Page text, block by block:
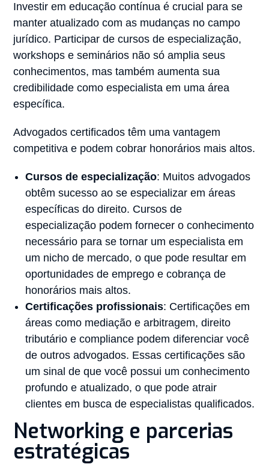
Investir em educação contínua é crucial para se
manter atualizado com as mudanças no campo
jurídico. Participar de cursos de especialização,
workshops e seminários não só amplia seus
conhecimentos, mas também aumenta sua
credibilidade como especialista em uma área
específica.
Advogados certificados têm uma vantagem
competitiva e podem cobrar honorários mais altos.
Cursos de especialização: Muitos advogados
obtêm sucesso ao se especializar em áreas
específicas do direito. Cursos de
especialização podem fornecer o conhecimento
necessário para se tornar um especialista em
um nicho de mercado, o que pode resultar em
oportunidades de emprego e cobrança de
honorários mais altos.
Certificações profissionais: Certificações em
áreas como mediação e arbitragem, direito
tributário e compliance podem diferenciar você
de outros advogados. Essas certificações são
um sinal de que você possui um conhecimento
profundo e atualizado, o que pode atrair
clientes em busca de especialistas qualificados.
Networking e parcerias
estratégicas